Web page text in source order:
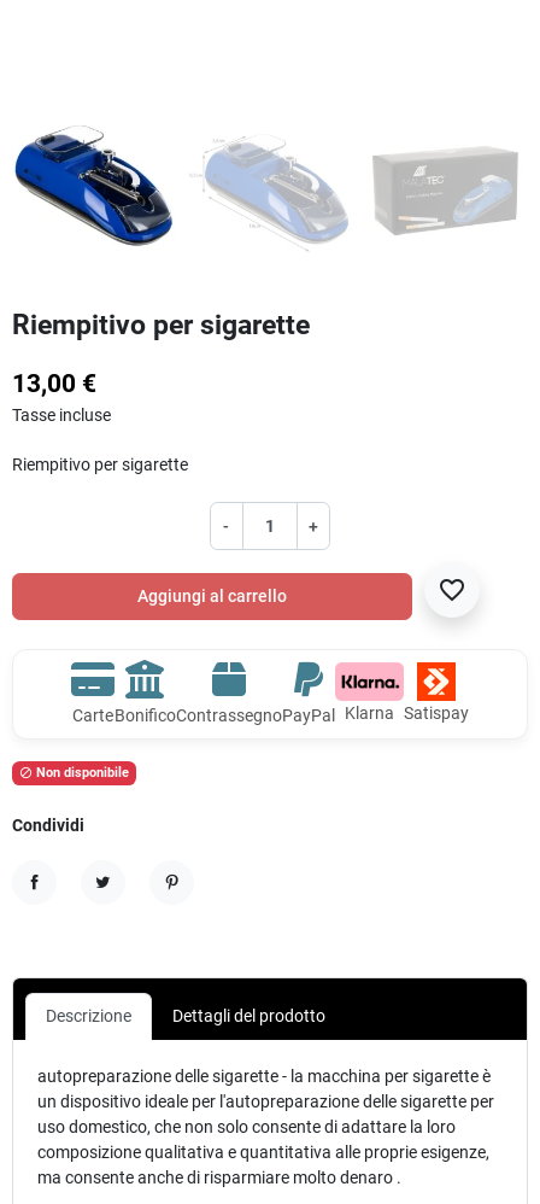
Riempitivo per sigarette
13,00 €
Tasse incluse
Riempitivo per sigarette
- +
Aggiungi al carrello favorite_border
CarteBonificoContrassegnoPayPal Klarna Satispay
 Non disponibile
Condividi
Descrizione Dettagli del prodotto
autopreparazione delle sigarette - la macchina per sigarette è
un dispositivo ideale per l'autopreparazione delle sigarette per
uso domestico, che non solo consente di adattare la loro
composizione qualitativa e quantitativa alle proprie esigenze,
ma consente anche di risparmiare molto denaro .